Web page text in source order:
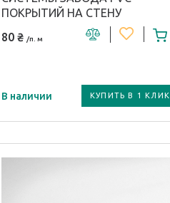
ПОКРЫТИЙ НА СТЕНУ
80 ₴ /п. м
В наличии КУПИТЬ В 1 КЛИК
профиля: